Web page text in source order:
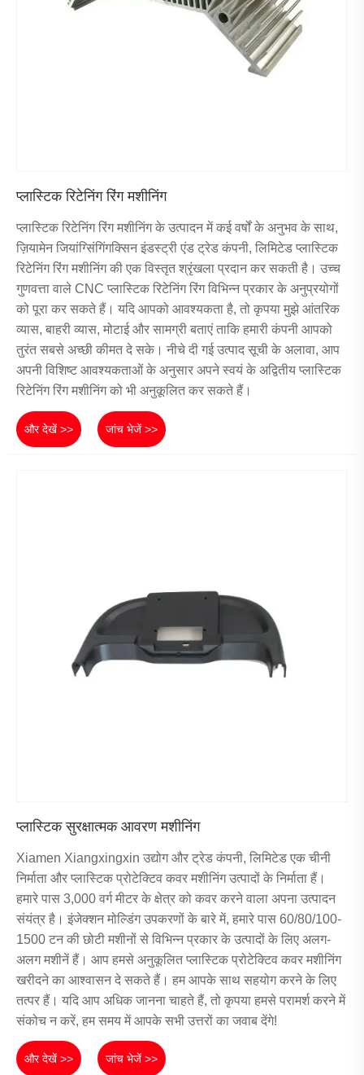
प्लास्टिक रिटेनिंग रिंग मशीनिंग
प्लास्टिक रिटेनिंग रिंग मशीनिंग के उत्पादन में कई वर्षों के अनुभव के साथ,
ज़ियामेन जियांग्सिंगिंगक्सिन इंडस्ट्री एंड ट्रेड कंपनी, लिमिटेड प्लास्टिक
रिटेनिंग रिंग मशीनिंग की एक विस्तृत श्रृंखला प्रदान कर सकती है। उच्च
गुणवत्ता वाले CNC प्लास्टिक रिटेनिंग रिंग विभिन्न प्रकार के अनुप्रयोगों
को पूरा कर सकते हैं। यदि आपको आवश्यकता है, तो कृपया मुझे आंतरिक
व्यास, बाहरी व्यास, मोटाई और सामग्री बताएं ताकि हमारी कंपनी आपको
तुरंत सबसे अच्छी कीमत दे सके। नीचे दी गई उत्पाद सूची के अलावा, आप
अपनी विशिष्ट आवश्यकताओं के अनुसार अपने स्वयं के अद्वितीय प्लास्टिक
रिटेनिंग रिंग मशीनिंग को भी अनुकूलित कर सकते हैं।
और देखें >> जांच भेजें >>
प्लास्टिक सुरक्षात्मक आवरण मशीनिंग
Xiamen Xiangxingxin उद्योग और ट्रेड कंपनी, लिमिटेड एक चीनी
निर्माता और प्लास्टिक प्रोटेक्टिव कवर मशीनिंग उत्पादों के निर्माता हैं।
हमारे पास 3,000 वर्ग मीटर के क्षेत्र को कवर करने वाला अपना उत्पादन
संयंत्र है। इंजेक्शन मोल्डिंग उपकरणों के बारे में, हमारे पास 60/80/100-
1500 टन की छोटी मशीनों से विभिन्न प्रकार के उत्पादों के लिए अलग-
अलग मशीनें हैं। आप हमसे अनुकूलित प्लास्टिक प्रोटेक्टिव कवर मशीनिंग
खरीदने का आश्वासन दे सकते हैं। हम आपके साथ सहयोग करने के लिए
तत्पर हैं। यदि आप अधिक जानना चाहते हैं, तो कृपया हमसे परामर्श करने में
संकोच न करें, हम समय में आपके सभी उत्तरों का जवाब देंगे!
और देखें >> जांच भेजें >>